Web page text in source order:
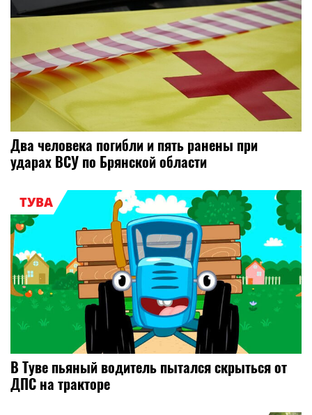
Два человека погибли и пять ранены при
ударах ВСУ по Брянской области
ТУВА
В Туве пьяный водитель пытался скрыться от
ДПС на тракторе